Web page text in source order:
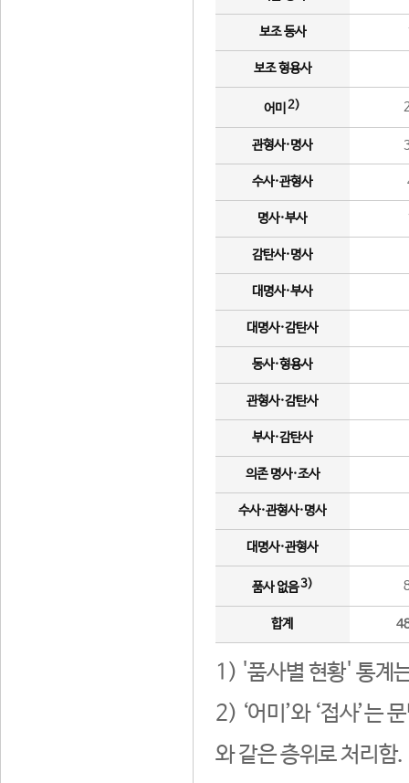
보조 동사
보조 형용사
어미 2)
관형사·명사
수사·관형사
명사·부사
감탄사·명사
대명사·부사
대명사·감탄사
동사·형용사
관형사·감탄사
부사·감탄사
의존 명사·조사
수사·관형사·명사
대명사·관형사
품사 없음3)
합계
1) '품사별 현황' 통계
2) ‘어미’와 ‘접사’는
와 같은 층위로 처리함.